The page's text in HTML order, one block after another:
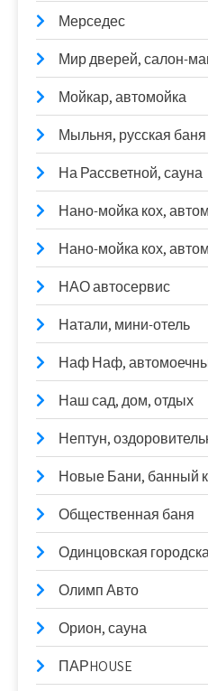
Мерседес
Мир дверей, салон-
Мойкар, автомойка
Мыльня, русская
На Рассветной, сауна
Нано-мойка кох,
Нано-мойка кох,
НАО автосервис
Натали, мини-отель
Наф Наф,
Наш сад, дом, отдых
Нептун,
Новые Бани, банный
Общественная баня
Одинцовская
Олимп Авто
Орион, сауна
ПАРHOUSE